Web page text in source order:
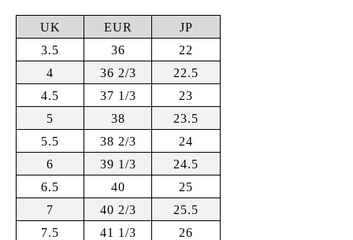
UK EUR
JP
3.5
36
22
4
36 2/3
22.5
4.5
37 1/3
23
5
38
23.5
5.5
38 2/3
24
6
39 1/3
24.5
6.5
40
25
7
40 2/3
25.5
7.5
41 1/3
26